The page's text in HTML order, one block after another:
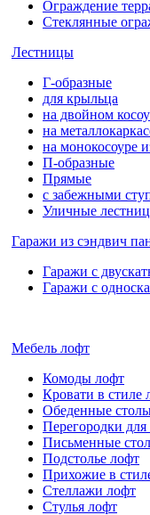
Ограждение
Стеклянные
Лестницы
Г-образные
для крыльца
на двойном
на
на монокосоуре
П-образные
Прямые
с забежными
Уличные
Гаражи из сэндвич
Гаражи с
Гаражи с
Мебель лофт
Комоды лофт
Кровати в стиле
Обеденные
Перегородки
Письменные
Подстолье лофт
Прихожие в
Стеллажи лофт
Стулья лофт